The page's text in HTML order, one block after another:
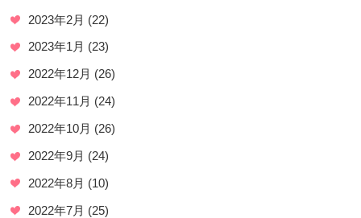
2023年2月 (22)
2023年1月 (23)
2022年12月 (26)
2022年11月 (24)
2022年10月 (26)
2022年9月 (24)
2022年8月 (10)
2022年7月 (25)